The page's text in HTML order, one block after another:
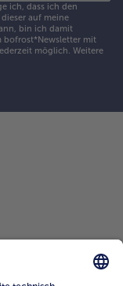
ich, dass ich den
auf meine
bin ich damit
bofrost*Newsletter mit
möglich. Weitere